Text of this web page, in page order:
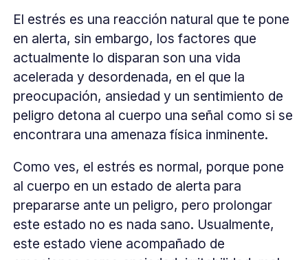
El estrés es una reacción natural que te pone
en alerta, sin embargo, los factores que
actualmente lo disparan son una vida
acelerada y desordenada, en el que la
preocupación, ansiedad y un sentimiento de
peligro detona al cuerpo una señal como si se
encontrara una amenaza física inminente.
Como ves, el estrés es normal, porque pone
al cuerpo en un estado de alerta para
prepararse ante un peligro, pero prolongar
este estado no es nada sano. Usualmente,
este estado viene acompañado de